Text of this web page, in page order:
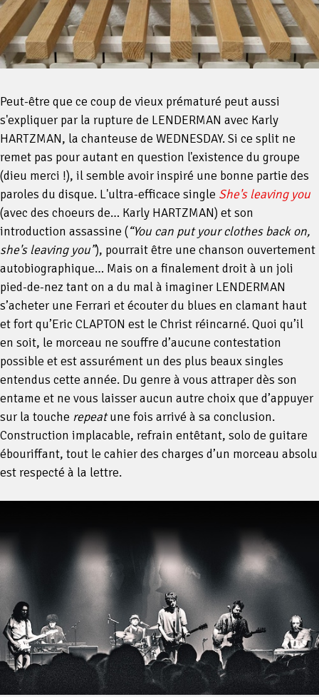
Peut-être que ce coup de vieux prématuré peut aussi
s'expliquer par la rupture de LENDERMAN avec Karly
HARTZMAN, la chanteuse de WEDNESDAY. Si ce split ne
remet pas pour autant en question l'existence du groupe
(dieu merci !), il semble avoir inspiré une bonne partie des
paroles du disque. L'ultra-efficace single She's leaving you
(avec des choeurs de… Karly HARTZMAN) et son
introduction assassine (“You can put your clothes back on,
she's leaving you”), pourrait être une chanson ouvertement
autobiographique… Mais on a finalement droit à un joli
pied-de-nez tant on a du mal à imaginer LENDERMAN
s’acheter une Ferrari et écouter du blues en clamant haut
et fort qu’Eric CLAPTON est le Christ réincarné. Quoi qu’il
en soit, le morceau ne souffre d’aucune contestation
possible et est assurément un des plus beaux singles
entendus cette année. Du genre à vous attraper dès son
entame et ne vous laisser aucun autre choix que d’appuyer
sur la touche repeatune fois arrivé à sa conclusion.
Construction implacable, refrain entêtant, solo de guitare
ébouriffant, tout le cahier des charges d’un morceau absolu
est respecté à la lettre.